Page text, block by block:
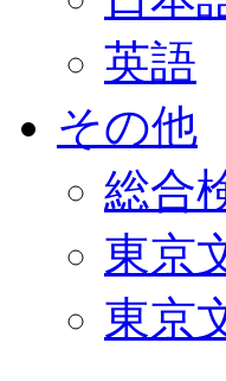
英語
その他
総合
東京
東京